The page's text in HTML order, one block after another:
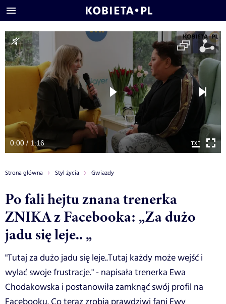
0:00 / 1:16
Strona główna Styl życia Gwiazdy
Po fali hejtu znana trenerka
ZNIKA z Facebooka: „Za dużo
jadu się leje.. „
"Tutaj za dużo jadu się leje..Tutaj każdy może wejść i
wylać swoje frustracje." - napisała trenerka Ewa
Chodakowska i postanowiła zamknąć swój profil na